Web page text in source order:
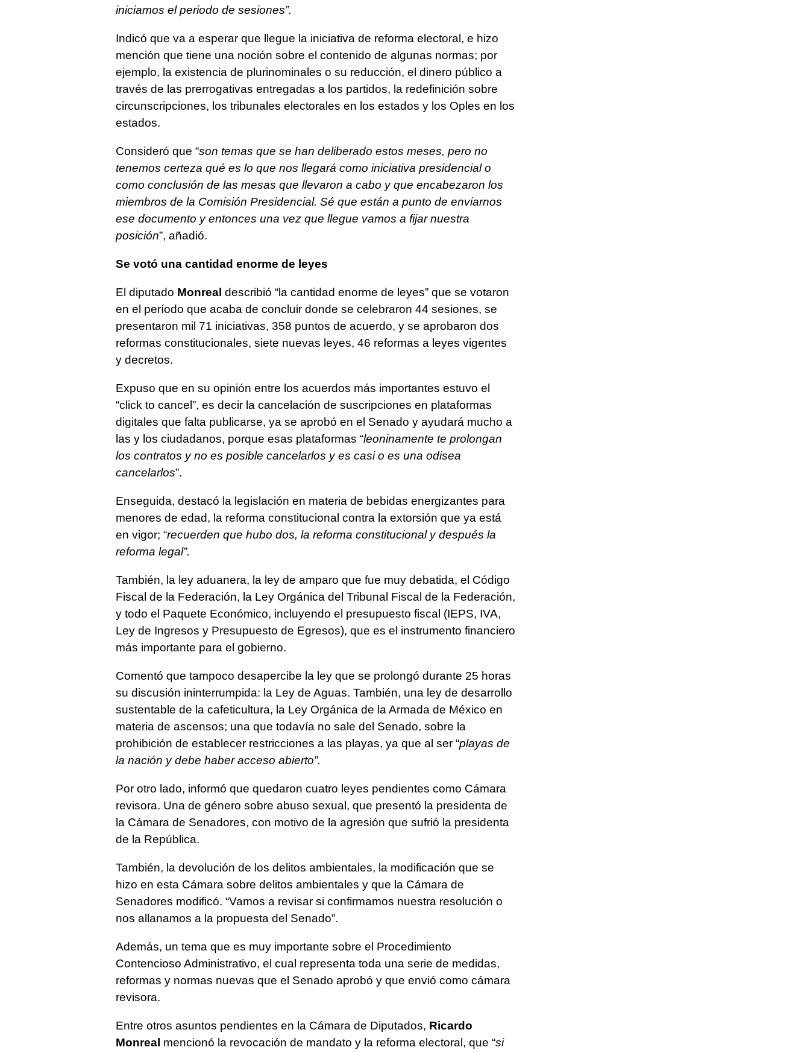
iniciamos el periodo de sesiones”.
Indicó que va a esperar que llegue la iniciativa de reforma electoral, e hizo
mención que tiene una noción sobre el contenido de algunas normas; por
ejemplo, la existencia de plurinominales o su reducción, el dinero público a
través de las prerrogativas entregadas a los partidos, la redefinición sobre
circunscripciones, los tribunales electorales en los estados y los Oples en los
estados.
Consideró que “son temas que se han deliberado estos meses, pero no
tenemos certeza qué es lo que nos llegará como iniciativa presidencial o
como conclusión de las mesas que llevaron a cabo y que encabezaron los
miembros de la Comisión Presidencial. Sé que están a punto de enviarnos
ese documento y entonces una vez que llegue vamos a fijar nuestra
posición”, añadió.
Se votó una cantidad enorme de leyes
El diputado Monreal describió “la cantidad enorme de leyes” que se votaron
en el período que acaba de concluir donde se celebraron 44 sesiones, se
presentaron mil 71 iniciativas, 358 puntos de acuerdo, y se aprobaron dos
reformas constitucionales, siete nuevas leyes, 46 reformas a leyes vigentes
y decretos.
Expuso que en su opinión entre los acuerdos más importantes estuvo el
“click to cancel”, es decir la cancelación de suscripciones en plataformas
digitales que falta publicarse, ya se aprobó en el Senado y ayudará mucho a
las y los ciudadanos, porque esas plataformas “leoninamente te prolongan
los contratos y no es posible cancelarlos y es casi o es una odisea
cancelarlos”.
Enseguida, destacó la legislación en materia de bebidas energizantes para
menores de edad, la reforma constitucional contra la extorsión que ya está
en vigor; “recuerden que hubo dos, la reforma constitucional y después la
reforma legal”.
También, la ley aduanera, la ley de amparo que fue muy debatida, el Código
Fiscal de la Federación, la Ley Orgánica del Tribunal Fiscal de la Federación,
y todo el Paquete Económico, incluyendo el presupuesto fiscal (IEPS, IVA,
Ley de Ingresos y Presupuesto de Egresos), que es el instrumento financiero
más importante para el gobierno.
Comentó que tampoco desapercibe la ley que se prolongó durante 25 horas
su discusión ininterrumpida: la Ley de Aguas. También, una ley de desarrollo
sustentable de la cafeticultura, la Ley Orgánica de la Armada de México en
materia de ascensos; una que todavía no sale del Senado, sobre la
prohibición de establecer restricciones a las playas, ya que al ser “playas de
la nación y debe haber acceso abierto”.
Por otro lado, informó que quedaron cuatro leyes pendientes como Cámara
revisora. Una de género sobre abuso sexual, que presentó la presidenta de
la Cámara de Senadores, con motivo de la agresión que sufrió la presidenta
de la República.
También, la devolución de los delitos ambientales, la modificación que se
hizo en esta Cámara sobre delitos ambientales y que la Cámara de
Senadores modificó. “Vamos a revisar si confirmamos nuestra resolución o
nos allanamos a la propuesta del Senado”.
Además, un tema que es muy importante sobre el Procedimiento
Contencioso Administrativo, el cual representa toda una serie de medidas,
reformas y normas nuevas que el Senado aprobó y que envió como cámara
revisora.
Entre otros asuntos pendientes en la Cámara de Diputados, Ricardo
Monreal mencionó la revocación de mandato y la reforma electoral, que “si